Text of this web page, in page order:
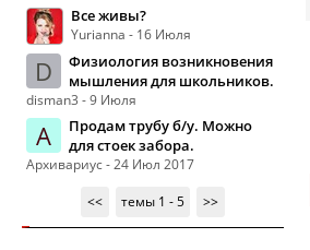
Все живы?
Yurianna - 16 Июля
D
Физиология возникновения
мышления для школьников.
disman3 - 9 Июля
А
Продам трубу б/у. Можно
для стоек забора.
Архивариус - 24 Июл 2017
<<
темы 1 - 5 >>